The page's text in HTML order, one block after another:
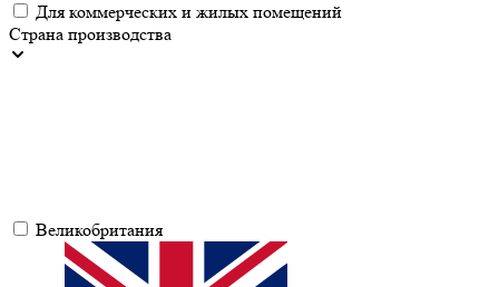
Для коммерческих и жилых помещений
Страна производства
Великобритания